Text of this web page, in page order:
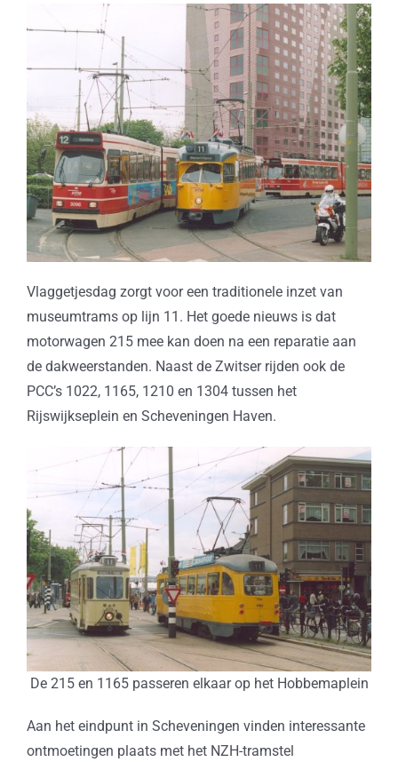
Vlaggetjesdag zorgt voor een traditionele inzet van
museumtrams op lijn 11. Het goede nieuws is dat
motorwagen 215 mee kan doen na een reparatie aan
de dakweerstanden. Naast de Zwitser rijden ook de
PCC’s 1022, 1165, 1210 en 1304 tussen het
Rijswijkseplein en Scheveningen Haven.
De 215 en 1165 passeren elkaar op het Hobbemaplein
Aan het eindpunt in Scheveningen vinden interessante
ontmoetingen plaats met het NZH-tramstel